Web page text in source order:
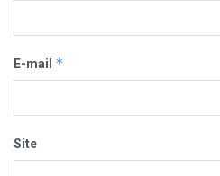
E-mail *
Site